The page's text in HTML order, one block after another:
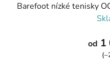
Barefoot nízké tenisky
od 1